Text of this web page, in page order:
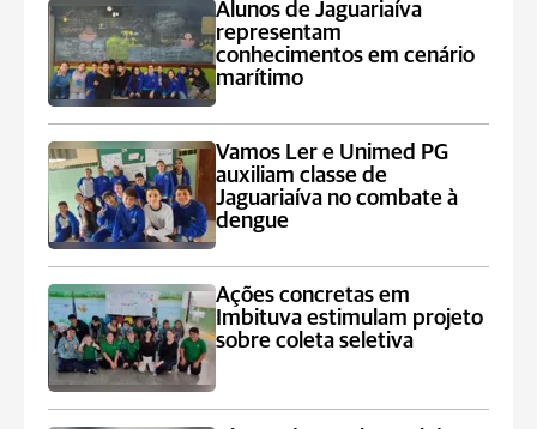
Alunos de Jaguariaíva
representam
conhecimentos em cenário
marítimo
Vamos Ler e Unimed PG
auxiliam classe de
Jaguariaíva no combate à
dengue
Ações concretas em
Imbituva estimulam projeto
sobre coleta seletiva